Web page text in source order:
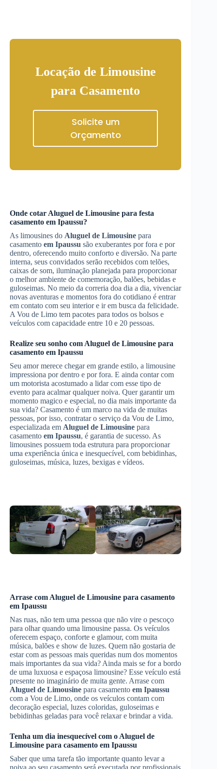
Locação de Limousine
para Casamento
Solicite um
Orçamento
Onde cotar Aluguel de Limousine para festa
casamento em Ipaussu?
As limousines do Aluguel de Limousine para
casamento em Ipaussu são exuberantes por fora e por
dentro, oferecendo muito conforto e diversão. Na parte
interna, seus convidados serão recebidos com telões,
caixas de som, iluminação planejada para proporcionar
o melhor ambiente de comemoração, balões, bebidas e
guloseimas. No meio da correria doa dia a dia, vivenciar
novas aventuras e momentos fora do cotidiano é entrar
em contato com seu interior e ir em busca da felicidade.
A Vou de Limo tem pacotes para todos os bolsos e
veículos com capacidade entre 10 e 20 pessoas.
Realize seu sonho com Aluguel de Limousine para
casamento em Ipaussu
Seu amor merece chegar em grande estilo, a limousine
impressiona por dentro e por fora. E ainda contar com
um motorista acostumado a lidar com esse tipo de
evento para acalmar qualquer noiva. Quer garantir um
momento magico e especial, no dia mais importante da
sua vida? Casamento é um marco na vida de muitas
pessoas, por isso, contratar o serviço da Vou de Limo,
especializada em Aluguel de Limousine para
casamento em Ipaussu, é garantia de sucesso. As
limousines possuem toda estrutura para proporcionar
uma experiência única e inesquecível, com bebidinhas,
guloseimas, música, luzes, bexigas e vídeos.
Arrase com Aluguel de Limousine para casamento
em Ipaussu
Nas ruas, não tem uma pessoa que não vire o pescoço
para olhar quando uma limousine passa. Os veículos
oferecem espaço, conforte e glamour, com muita
música, balões e show de luzes. Quem não gostaria de
estar com as pessoas mais queridas num dos momentos
mais importantes da sua vida? Ainda mais se for a bordo
de uma luxuosa e espaçosa limousine? Esse veículo está
presente no imaginário de muita gente. Arrase com
Aluguel de Limousine para casamento em Ipaussu
com a Vou de Limo, onde os veículos contam com
decoração especial, luzes coloridas, guloseimas e
bebidinhas geladas para você relaxar e brindar a vida.
Tenha um dia inesquecível com o Aluguel de
Limousine para casamento em Ipaussu
Saber que uma tarefa tão importante quanto levar a
noiva ao seu casamento será executada por profissionais